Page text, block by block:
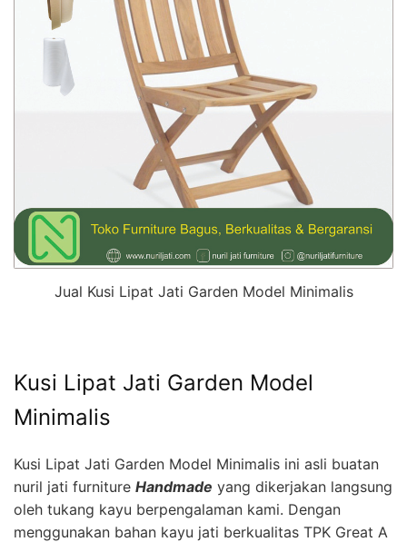
Jual Kusi Lipat Jati Garden Model Minimalis
Kusi Lipat Jati Garden Model
Minimalis
Kusi Lipat Jati Garden Model Minimalis ini asli buatan
nuril jati furniture Handmade yang dikerjakan langsung
oleh tukang kayu berpengalaman kami. Dengan
menggunakan bahan kayu jati berkualitas TPK Great A